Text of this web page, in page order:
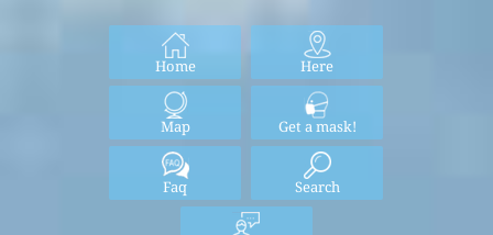
Home Here
Map Get a mask!
Faq Search